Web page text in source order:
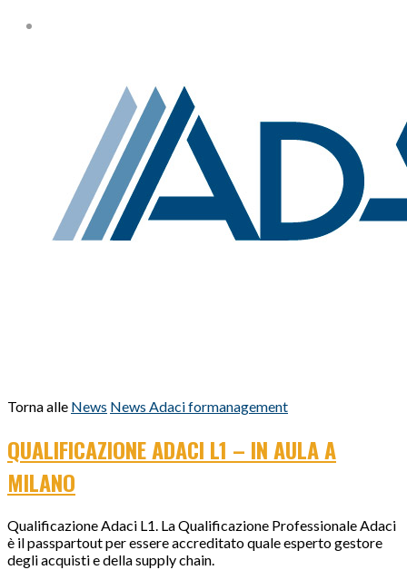
Torna alle News News Adaci formanagement
QUALIFICAZIONE ADACI L1 – IN AULA A
MILANO
Qualificazione Adaci L1. La Qualificazione Professionale Adaci
è il passpartout per essere accreditato quale esperto gestore
degli acquisti e della supply chain.